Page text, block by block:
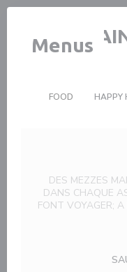
Painel de
Menus
DES MEZZES
DANS CHAQUE
FONT VOYAGER; A
FOOD HAPPY